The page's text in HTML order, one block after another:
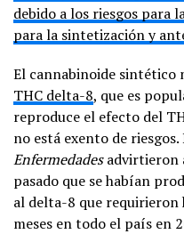
debido a los riesgos para
para la sintetización y
El cannabinoide sintético
THC delta-8, que es
reproduce el efecto del
no está exento de riesgos.
Enfermedadesadvirtieron
pasado que se habían
al delta-8 que requirieron
meses en todo el país en